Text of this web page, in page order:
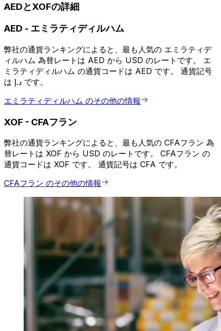
AEDとXOFの詳細
AED - エミラティディルハム
弊社の通貨ランキングによると、最も人気の エミラティデ
ィルハム 為替レートは AED から USD のレートです。 エ
ミラティディルハム の通貨コードは AED です。 通貨記号
は د.إ です。
エミラティディルハム のその他の情報
XOF - CFAフラン
弊社の通貨ランキングによると、最も人気の CFAフラン 為
替レートは XOF から USD のレートです。 CFAフラン の
通貨コードは XOF です。 通貨記号は CFA です。
CFAフラン のその他の情報